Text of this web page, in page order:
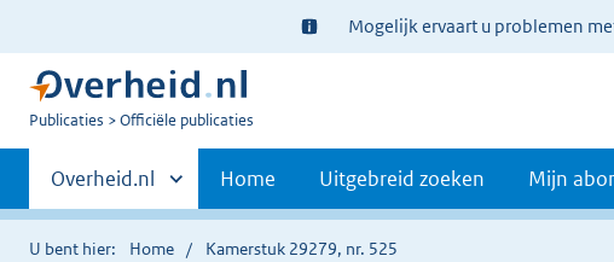
Ter
informatie:
Mogelijk ervaart u problemen
U
Publicaties Officiële publicaties
Primaire
navigatie
Andere
sites
binnen
Overheid.nl Home Uitgebreid zoeken Mijn
U bent hier: Home Kamerstuk 29279, nr. 525